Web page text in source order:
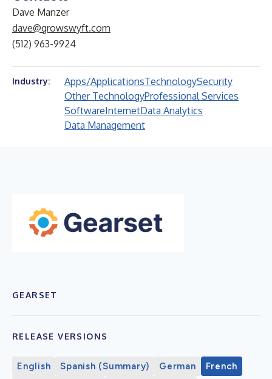
Dave Manzer
dave@growswyft.com
(512) 963-9924
Industry: Apps/ApplicationsTechnologySecurity
Other TechnologyProfessional Services
SoftwareInternetData Analytics
Data Management
GEARSET
RELEASE VERSIONS
English Spanish (Summary) German
French